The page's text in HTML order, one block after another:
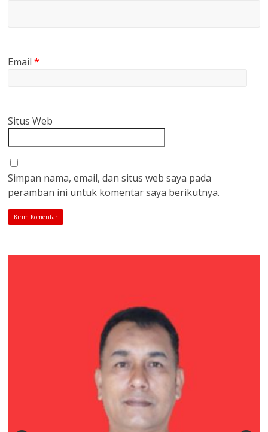
Email*
Situs Web
Simpan nama, email, dan situs web saya pada
peramban ini untuk komentar saya berikutnya.